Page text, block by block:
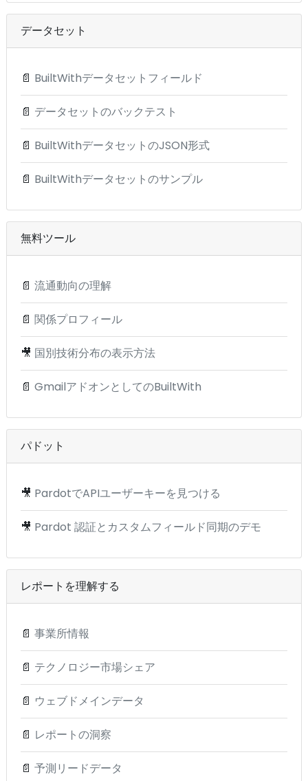
データセット
📄 BuiltWithデータセットフィールド
📄 データセットのバックテスト
📄 BuiltWithデータセットのJSON形式
📄 BuiltWithデータセットのサンプル
無料ツール
📄 流通動向の理解
📄 関係プロフィール
🎥 国別技術分布の表示方法
📄 GmailアドオンとしてのBuiltWith
パドット
🎥 PardotでAPIユーザーキーを見つける
🎥 Pardot 認証とカスタムフィールド同期のデモ
レポートを理解する
📄 事業所情報
📄 テクノロジー市場シェア
📄 ウェブドメインデータ
📄 レポートの洞察
📄 予測リードデータ